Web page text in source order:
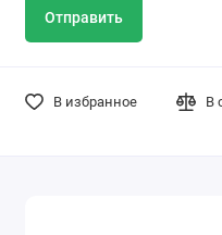
Отправить
В избранное В